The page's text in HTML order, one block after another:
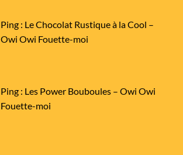
Ping : Le Chocolat Rustique à la Cool –
Owi Owi Fouette-moi
Ping : Les Power Bouboules – Owi Owi
Fouette-moi